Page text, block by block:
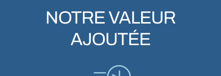
NOTRE VALEUR
AJOUTÉE